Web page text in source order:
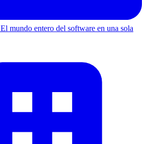
El mundo entero del software en una sola